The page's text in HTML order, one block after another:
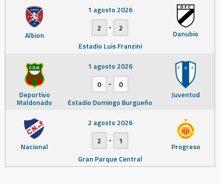
Albion Danubio
1 agosto 2026
2
-
2
Estadio Luis Franzini
Deportivo
Maldonado
Juventud
1 agosto 2026
0
-
0
Estadio Domingo Burgueño
Nacional Progreso
2 agosto 2026
2
-
1
Gran Parque Central